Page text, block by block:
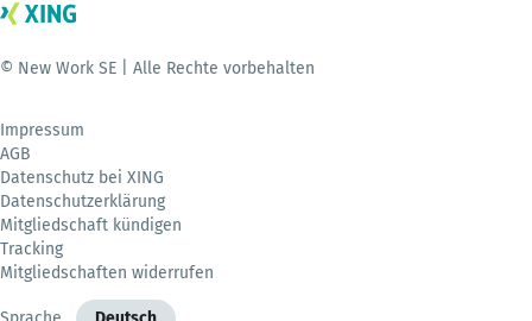
© New Work SE | Alle Rechte vorbehalten
Impressum
AGB
Datenschutz bei XING
Datenschutzerklärung
Mitgliedschaft kündigen
Tracking
Mitgliedschaften widerrufen